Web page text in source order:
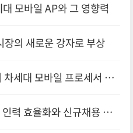
모바일 AP와 그 영향력
의 새로운 강자로 부상
세대 모바일 프로세서 총
력 효율화와 신규채용 전